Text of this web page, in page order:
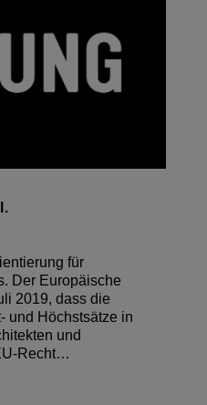
für
Der Europäische
2019, dass die
und Höchstsätze in
und
Recht…